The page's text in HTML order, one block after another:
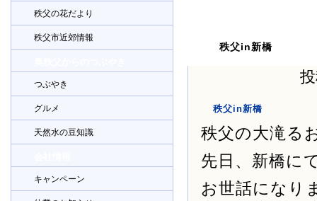
秩父の花だより
秩父市近郊情報
つぶやき
グルメ
天然水の豆知識
キャンペーン
秩父in新橋
秩父in新橋
秩父の大滝る
先日、新橋に
お世話になり